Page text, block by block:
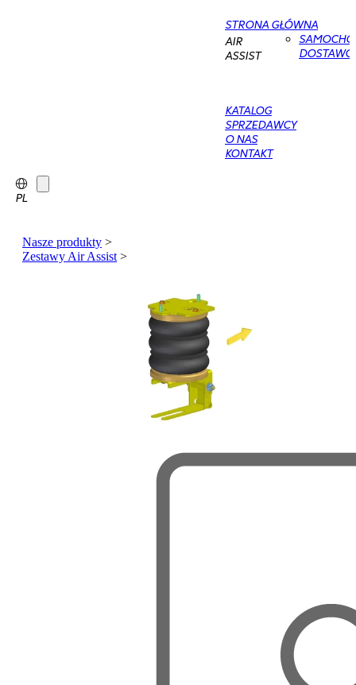
STRONA GŁÓWNA
AIR
ASSIST
KATALOG
SPRZEDAWCY
O NAS
KONTAKT
PL
Nasze produkty >
Zestawy Air Assist >